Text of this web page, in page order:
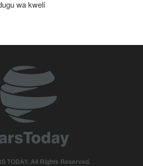
wa kweli
Kyiv
katika uteuzi wa wagombea wa
US
ya mabomu ya atomiki
TODAY. All Rights Reserved.